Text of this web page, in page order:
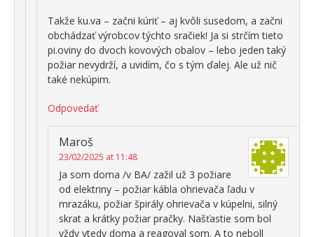
Takže ku.va – začni kúriť – aj kvôli susedom, a začni
obchádzať výrobcov týchto sračiek! Ja si strčím tieto
pi.oviny do dvoch kovových obalov – lebo jeden taký
požiar nevydrží, a uvidím, čo s tým ďalej. Ale už nič
také nekúpim.
Odpovedať
Maroš
23/02/2025 at 11:48
Ja som doma /v BA/ zažil už 3 požiare
od elektriny – požiar kábla ohrievača ľadu v
mrazáku, požiar špirály ohrievača v kúpelni, silný
skrat a krátky požiar pračky. Našťastie som bol
vždy vtedy doma a reagoval som. A to neboll